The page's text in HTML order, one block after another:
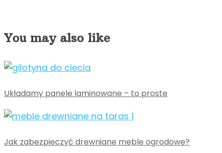
You may also like
Układamy panele laminowane – to proste
Jak zabezpieczyć drewniane meble ogrodowe?